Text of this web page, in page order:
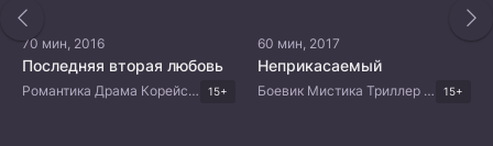
70 мин, 2016
Последняя вторая любовь
Романтика Драма Корейские дорамы 15+
60 мин, 2017
Неприкасаемый
Боевик Мистика Триллер Корейские дорамы 15+